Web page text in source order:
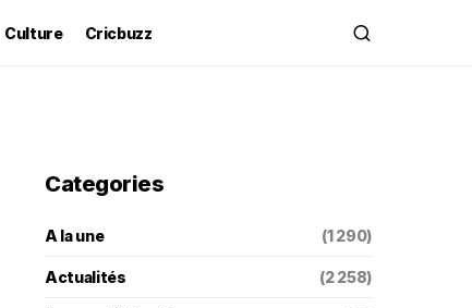
Culture Cricbuzz
Categories
A la une (1 290)
Actualités (2 258)